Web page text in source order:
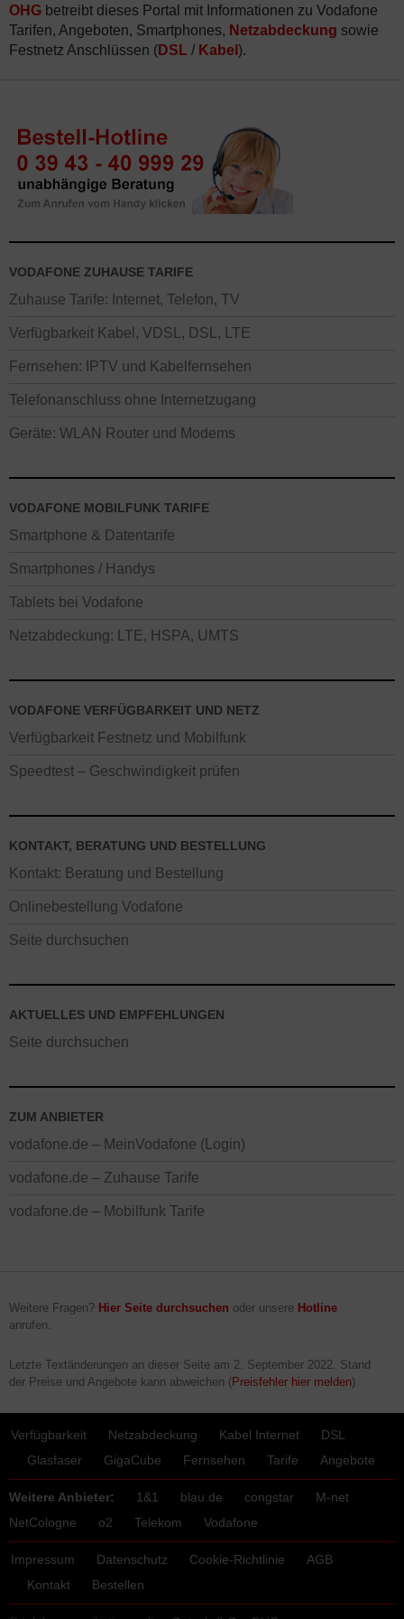
OHG betreibt dieses Portal mit Informationen zu Vodafone
Tarifen, Angeboten, Smartphones, Netzabdeckung sowie
Festnetz Anschlüssen (DSL / Kabel ).
VODAFONE ZUHAUSE TARIFE
Zuhause Tarife: Internet, Telefon, TV
Verfügbarkeit Kabel, VDSL, DSL, LTE
Fernsehen: IPTV und Kabelfernsehen
Telefonanschluss ohne Internetzugang
Geräte: WLAN Router und Modems
VODAFONE MOBILFUNK TARIFE
Smartphone & Datentarife
Smartphones / Handys
Tablets bei Vodafone
Netzabdeckung: LTE, HSPA, UMTS
VODAFONE VERFÜGBARKEIT UND NETZ
Verfügbarkeit Festnetz und Mobilfunk
Speedtest – Geschwindigkeit prüfen
KONTAKT, BERATUNG UND BESTELLUNG
Kontakt: Beratung und Bestellung
Onlinebestellung Vodafone
Seite durchsuchen
AKTUELLES UND EMPFEHLUNGEN
Seite durchsuchen
ZUM ANBIETER
vodafone.de – MeinVodafone (Login)
vodafone.de – Zuhause Tarife
vodafone.de – Mobilfunk Tarife
Weitere Fragen? Hier Seite durchsuchen oder unsere Hotline
anrufen.
Letzte Textänderungen an dieser Seite am 2. September 2022. Stand
der Preise und Angebote kann abweichen (Preisfehler hier melden).
Verfügbarkeit Netzabdeckung Kabel Internet
DSL
Glasfaser
GigaCube Fernsehen Tarife Angebote
Weitere Anbieter: 1&1 blau.de congstar
M-net
NetCologne
o2 Telekom Vodafone
Impressum Datenschutz Cookie-Richtlinie
AGB
Kontakt
Bestellen